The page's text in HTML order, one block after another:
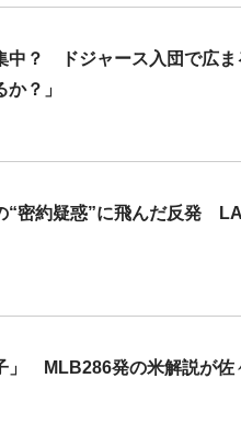
中？ ドジャース入団で広
？」
“密約疑惑”に飛んだ反発
」 MLB286発の米解説が佐